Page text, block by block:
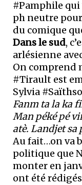
#Pamphile qui
ph neutre
du comique
Dans le sud,
arlésienne
On comprend
#Tirault est
Sylvia
Fanm ta la ka
Man péké pé
atè. Landjet sa
Au fait…on va
politique que
monter en
ont été